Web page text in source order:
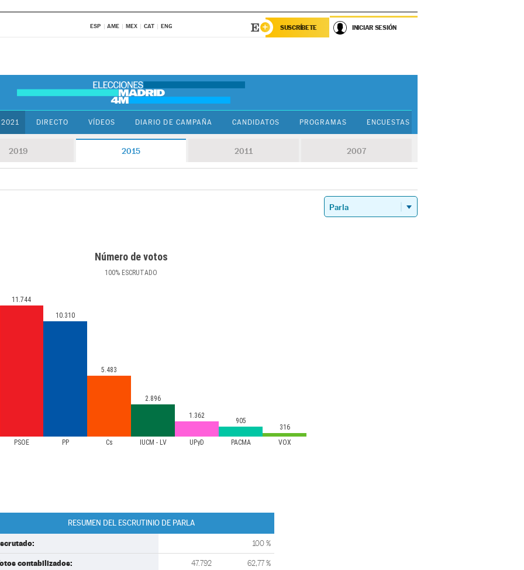
ESP AME MEX CAT ENG SUSCRÍBETE INICIAR SESIÓN
2021 DIRECTO VÍDEOS DIARIO DE CAMPAÑA CANDIDATOS PROGRAMAS ENCUESTAS
2019 2015 2011 2007
Número de votos
100% ESCRUTADO
PSOE PP Cs IUCM - LV UPyD PACMA VOX
11.744
10.310
5.483
2.896
1.362
905
316
RESUMEN DEL ESCRUTINIO DE PARLA
100 %
contabilizados: 47.792 62,77 %